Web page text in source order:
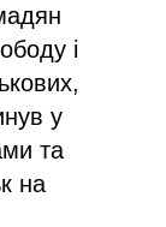
і
у
та
на